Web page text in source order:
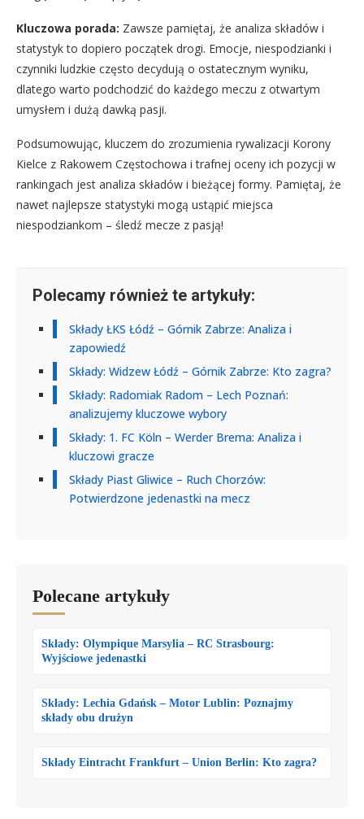
Kluczowa porada: Zawsze pamiętaj, że analiza składów i
statystyk to dopiero początek drogi. Emocje, niespodzianki i
czynniki ludzkie często decydują o ostatecznym wyniku,
dlatego warto podchodzić do każdego meczu z otwartym
umysłem i dużą dawką pasji.
Podsumowując, kluczem do zrozumienia rywalizacji Korony
Kielce z Rakowem Częstochowa i trafnej oceny ich pozycji w
rankingach jest analiza składów i bieżącej formy. Pamiętaj, że
nawet najlepsze statystyki mogą ustąpić miejsca
niespodziankom – śledź mecze z pasją!
Polecamy również te artykuły:
Składy ŁKS Łódź – Górnik Zabrze: Analiza i
zapowiedź
Składy: Widzew Łódź – Górnik Zabrze: Kto zagra?
Składy: Radomiak Radom – Lech Poznań:
analizujemy kluczowe wybory
Składy: 1. FC Köln – Werder Brema: Analiza i
kluczowi gracze
Składy Piast Gliwice – Ruch Chorzów:
Potwierdzone jedenastki na mecz
Polecane artykuły
Składy: Olympique Marsylia – RC Strasbourg:
Wyjściowe jedenastki
Składy: Lechia Gdańsk – Motor Lublin: Poznajmy
składy obu drużyn
Składy Eintracht Frankfurt – Union Berlin: Kto zagra?